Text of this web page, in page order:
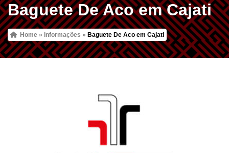
Baguete De Aco em Cajati
Home » Informações » Baguete De Aco em Cajati